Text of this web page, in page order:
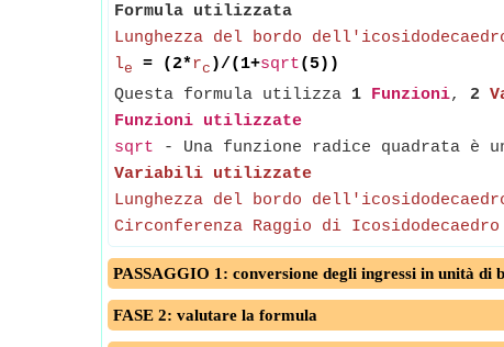
Formula utilizzata
Lunghezza del bordo
le = (2*rc )/(1+sqrt(5))
Questa formula utilizza 1 Funzioni, 2
Funzioni utilizzate
sqrt - Una funzione radice quadrata è
Variabili utilizzate
Lunghezza del bordo
Circonferenza Raggio di Icosidodecaedro
PASSAGGIO 1: conversione degli ingressi in unità di
FASE 2: valutare la formula